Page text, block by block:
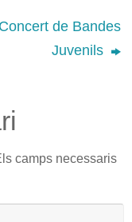
Concert de Bandes
Juvenils
camps necessaris